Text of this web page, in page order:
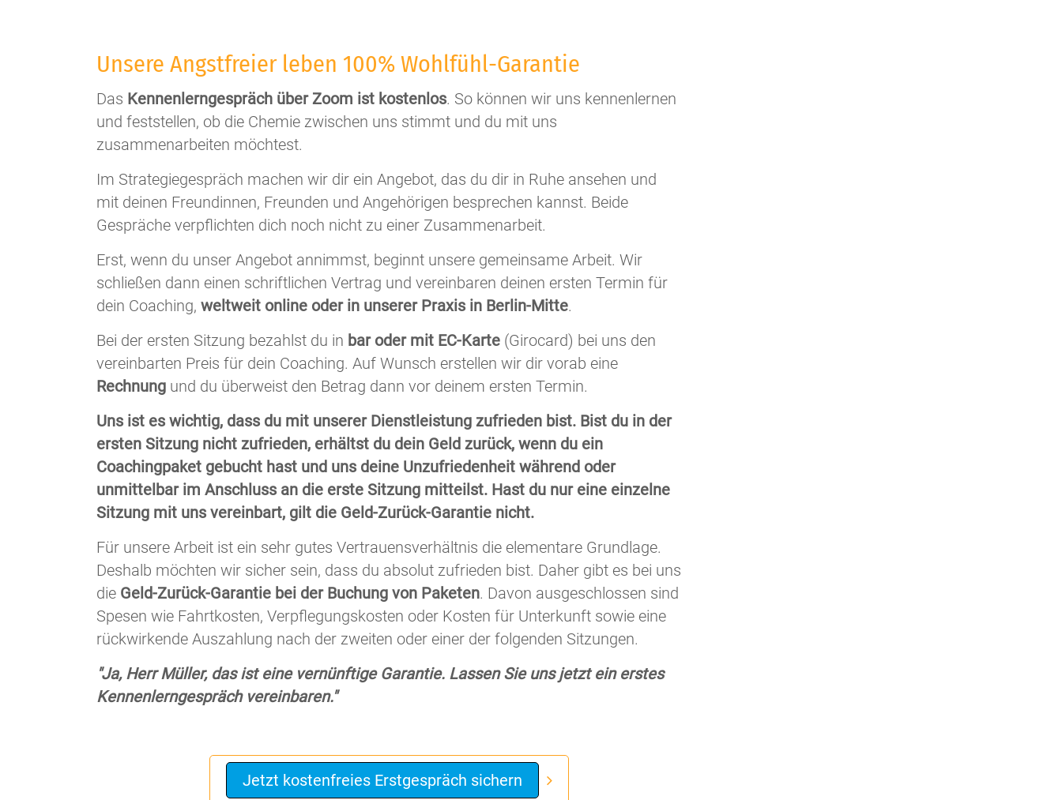
Unsere Angstfreier leben 100% Wohlfühl-Garantie
Das Kennenlerngespräch über Zoom ist kostenlos. So können wir uns kennenlernen
und feststellen, ob die Chemie zwischen uns stimmt und du mit uns
zusammenarbeiten möchtest.
Im Strategiegespräch machen wir dir ein Angebot, das du dir in Ruhe ansehen und
mit deinen Freundinnen, Freunden und Angehörigen besprechen kannst. Beide
Gespräche verpflichten dich noch nicht zu einer Zusammenarbeit.
Erst, wenn du unser Angebot annimmst, beginnt unsere gemeinsame Arbeit. Wir
schließen dann einen schriftlichen Vertrag und vereinbaren deinen ersten Termin für
dein Coaching, weltweit online oder in unserer Praxis in Berlin-Mitte.
Bei der ersten Sitzung bezahlst du in bar oder mit EC-Karte (Girocard) bei uns den
vereinbarten Preis für dein Coaching. Auf Wunsch erstellen wir dir vorab eine
Rechnung und du überweist den Betrag dann vor deinem ersten Termin.
Uns ist es wichtig, dass du mit unserer Dienstleistung zufrieden bist. Bist du in der
ersten Sitzung nicht zufrieden, erhältst du dein Geld zurück, wenn du ein
Coachingpaket gebucht hast und uns deine Unzufriedenheit während oder
unmittelbar im Anschluss an die erste Sitzung mitteilst. Hast du nur eine einzelne
Sitzung mit uns vereinbart, gilt die Geld-Zurück-Garantie nicht.
Für unsere Arbeit ist ein sehr gutes Vertrauensverhältnis die elementare Grundlage.
Deshalb möchten wir sicher sein, dass du absolut zufrieden bist. Daher gibt es bei uns
die Geld-Zurück-Garantie bei der Buchung von Paketen. Davon ausgeschlossen sind
Spesen wie Fahrtkosten, Verpflegungskosten oder Kosten für Unterkunft sowie eine
rückwirkende Auszahlung nach der zweiten oder einer der folgenden Sitzungen.
"Ja, Herr Müller, das ist eine vernünftige Garantie. Lassen Sie uns jetzt ein erstes
Kennenlerngespräch vereinbaren."
Jetzt kostenfreies Erstgespräch sichern